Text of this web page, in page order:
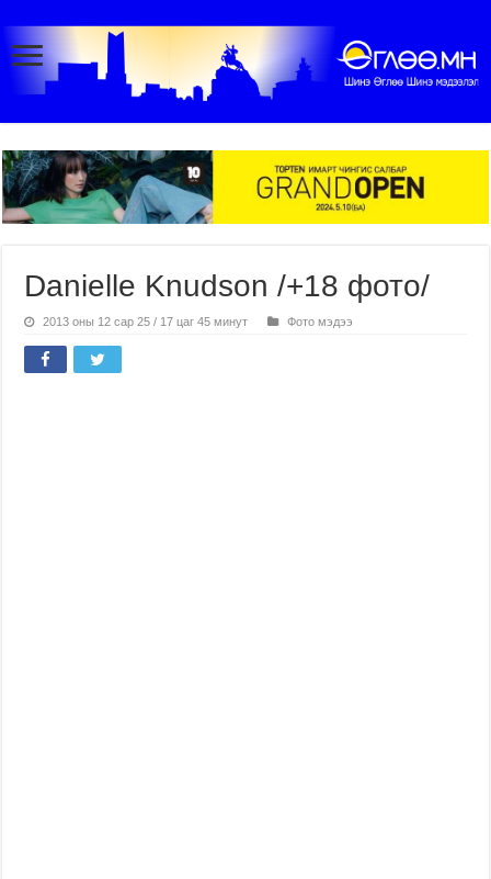
Danielle Knudson /+18 фото/
2013 оны 12 сар 25 / 17 цаг 45 минут Фото мэдээ